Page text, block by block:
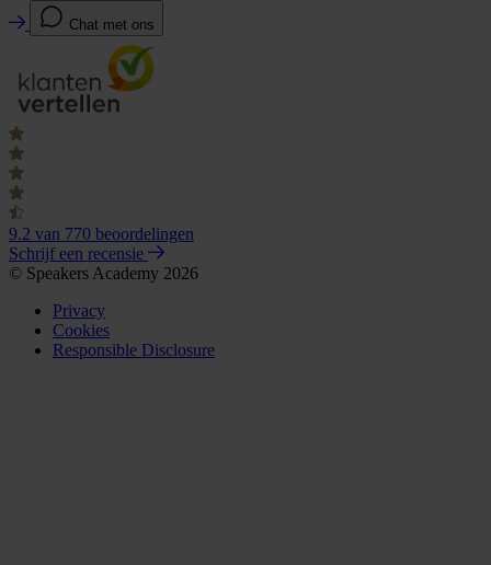
Chat met ons
9.2 van 770 beoordelingen
Schrijf een recensie
© Speakers Academy 2026
Privacy
Cookies
Responsible Disclosure